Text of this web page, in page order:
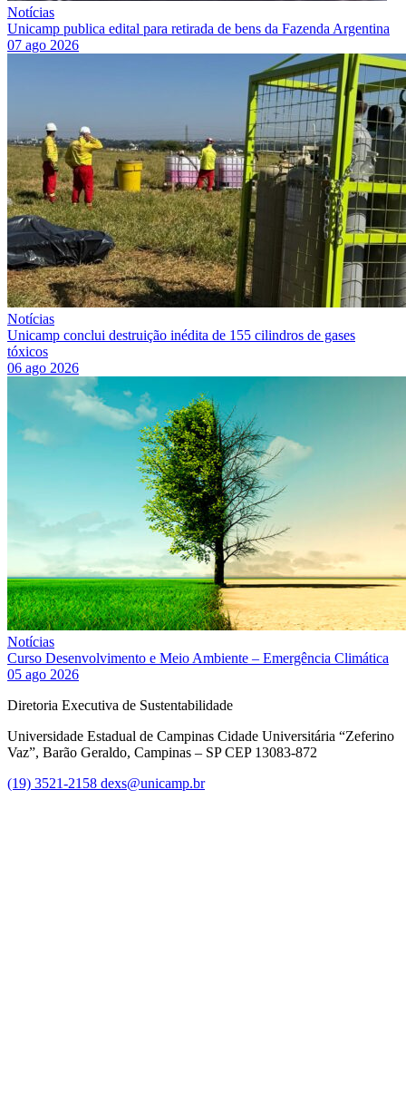
Notícias
Unicamp publica edital para retirada de bens da Fazenda Argentina
07 ago 2026
Notícias
Unicamp conclui destruição inédita de 155 cilindros de gases
tóxicos
06 ago 2026
Notícias
Curso Desenvolvimento e Meio Ambiente – Emergência Climática
05 ago 2026
Diretoria Executiva de Sustentabilidade
Universidade Estadual de Campinas Cidade Universitária “Zeferino
Vaz”, Barão Geraldo, Campinas – SP CEP 13083-872
(19) 3521-2158 dexs@unicamp.br